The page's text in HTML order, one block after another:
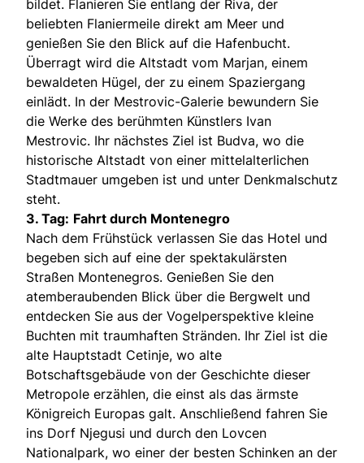
bildet. Flanieren Sie entlang der Riva, der
beliebten Flaniermeile direkt am Meer und
genießen Sie den Blick auf die Hafenbucht.
Überragt wird die Altstadt vom Marjan, einem
bewaldeten Hügel, der zu einem Spaziergang
einlädt. In der Mestrovic-Galerie bewundern Sie
die Werke des berühmten Künstlers Ivan
Mestrovic. Ihr nächstes Ziel ist Budva, wo die
historische Altstadt von einer mittelalterlichen
Stadtmauer umgeben ist und unter Denkmalschutz
steht.
3. Tag: Fahrt durch Montenegro
Nach dem Frühstück verlassen Sie das Hotel und
begeben sich auf eine der spektakulärsten
Straßen Montenegros. Genießen Sie den
atemberaubenden Blick über die Bergwelt und
entdecken Sie aus der Vogelperspektive kleine
Buchten mit traumhaften Stränden. Ihr Ziel ist die
alte Hauptstadt Cetinje, wo alte
Botschaftsgebäude von der Geschichte dieser
Metropole erzählen, die einst als das ärmste
Königreich Europas galt. Anschließend fahren Sie
ins Dorf Njegusi und durch den Lovcen
Nationalpark, wo einer der besten Schinken an der